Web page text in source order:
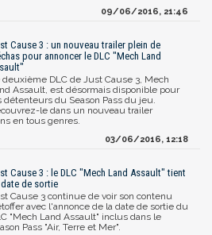
09/06/2016, 21:46
Cause 3 : un nouveau trailer plein de
pour annoncer le DLC "Mech Land
deuxième DLC de Just Cause 3, Mech
Assault, est désormais disponible pour
détenteurs du Season Pass du jeu.
le dans un nouveau trailer
en tous genres.
03/06/2016, 12:18
Cause 3 : le DLC "Mech Land Assault" tient
date de sortie
Cause 3 continue de voir son contenu
avec l'annonce de la date de sortie du
"Mech Land Assault" inclus dans le
Pass "Air, Terre et Mer".